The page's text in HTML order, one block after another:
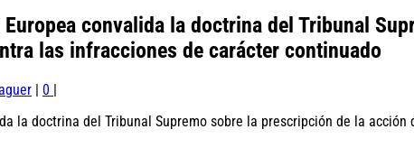
convalida la doctrina del Tribunal
las infracciones de carácter continuado
0